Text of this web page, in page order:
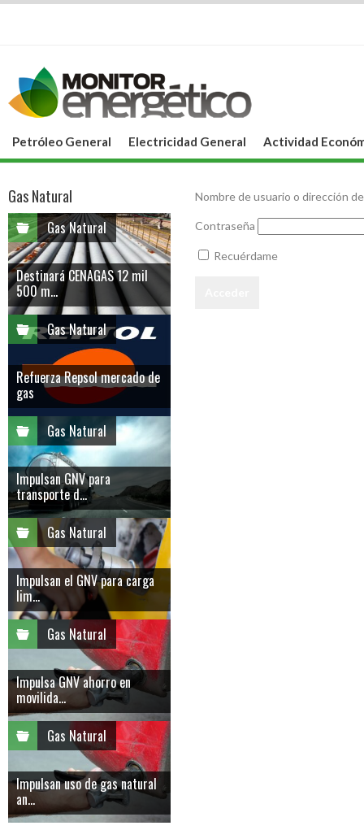
Petróleo General Electricidad General Actividad
Nombre de usuario o dirección
Contraseña
Recuérdame
Gas Natural
Gas Natural
Destinará CENAGAS 12 mil
500 m...
Gas Natural
Refuerza Repsol mercado de
gas
Gas Natural
Impulsan GNV para
transporte d...
Gas Natural
Impulsan el GNV para carga
lim...
Gas Natural
Impulsa GNV ahorro en
movilida...
Gas Natural
Impulsan uso de gas natural
an...